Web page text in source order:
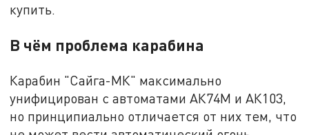
купить.
В чём проблема карабина
Карабин "Сайга-МК" максимально
унифицирован с автоматами АК74М и АК103,
но принципиально отличается от них тем, что